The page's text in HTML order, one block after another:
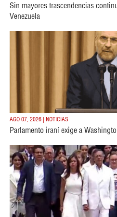
Sin mayores trascendencias
Venezuela
AGO 07, 2026 | NOTICIAS
Parlamento iraní exige a